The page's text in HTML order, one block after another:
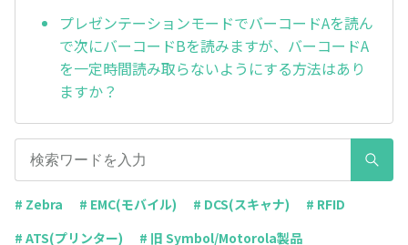
プレゼンテーションモードでバーコードAを読ん
で次にバーコードBを読みますが、バーコードA
を一定時間読み取らないようにする方法はあり
ますか？
# Zebra # EMC(モバイル) # DCS(スキャナ)
# RFID
# ATS(プリンター)
# 旧 Symbol/Motorola製品